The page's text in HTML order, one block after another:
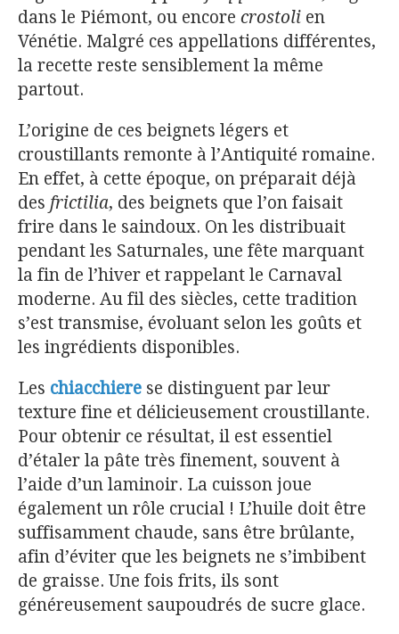
dans le Piémont, ou encore crostoli en
Vénétie. Malgré ces appellations différentes,
la recette reste sensiblement la même
partout.
L’origine de ces beignets légers et
croustillants remonte à l’Antiquité romaine.
En effet, à cette époque, on préparait déjà
des frictilia, des beignets que l’on faisait
frire dans le saindoux. On les distribuait
pendant les Saturnales, une fête marquant
la fin de l’hiver et rappelant le Carnaval
moderne. Au fil des siècles, cette tradition
s’est transmise, évoluant selon les goûts et
les ingrédients disponibles.
Les chiacchiere se distinguent par leur
texture fine et délicieusement croustillante.
Pour obtenir ce résultat, il est essentiel
d’étaler la pâte très finement, souvent à
l’aide d’un laminoir. La cuisson joue
également un rôle crucial ! L’huile doit être
suffisamment chaude, sans être brûlante,
afin d’éviter que les beignets ne s’imbibent
de graisse. Une fois frits, ils sont
généreusement saupoudrés de sucre glace.